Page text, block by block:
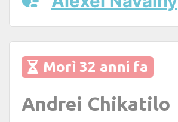
Morì 32 anni fa
Andrei Chikatilo